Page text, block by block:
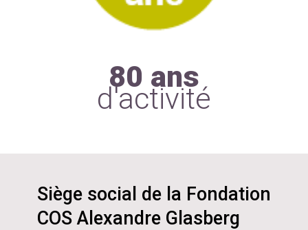
80 ans
d'activité
Siège social de la Fondation
COS Alexandre Glasberg